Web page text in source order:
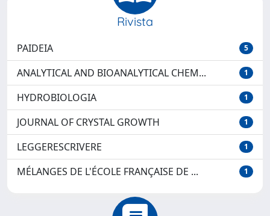
Rivista
PAIDEIA 5
ANALYTICAL AND BIOANALYTICAL CHEM... 1
HYDROBIOLOGIA 1
JOURNAL OF CRYSTAL GROWTH 1
LEGGERESCRIVERE 1
MÉLANGES DE L'ÉCOLE FRANÇAISE DE ... 1